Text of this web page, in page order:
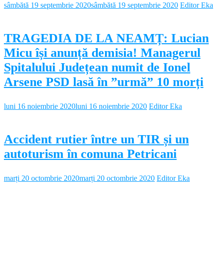
sâmbătă 19 septembrie 2020sâmbătă 19 septembrie 2020 Editor Eka
TRAGEDIA DE LA NEAMȚ: Lucian
Micu își anunță demisia! Managerul
Spitalului Județean numit de Ionel
Arsene PSD lasă în ”urmă” 10 morți
luni 16 noiembrie 2020luni 16 noiembrie 2020 Editor Eka
Accident rutier între un TIR și un
autoturism în comuna Petricani
marți 20 octombrie 2020marți 20 octombrie 2020 Editor Eka